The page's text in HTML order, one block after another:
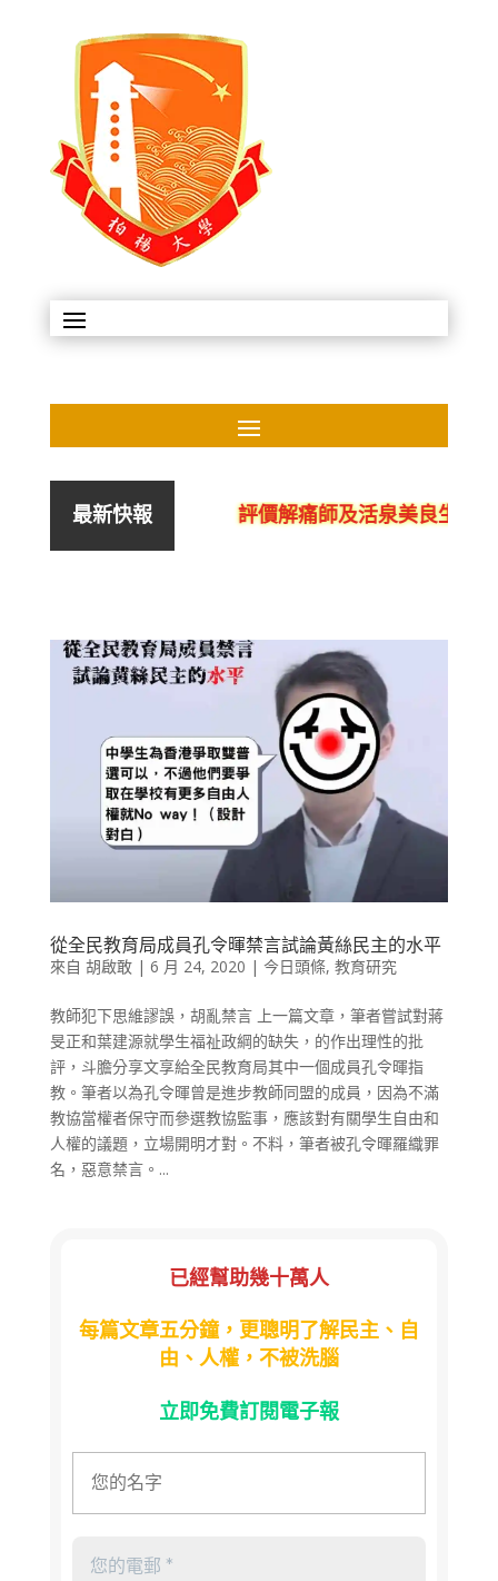
最新快報 評價解痛師及活泉美良生館
從全民教育局成員孔令暉禁言試論黃絲民主的水平
來自 胡啟敢| 6 月 24, 2020 | 今日頭條, 教育研究
教師犯下思維謬誤，胡亂禁言 上一篇文章，筆者嘗試對蔣
旻正和葉建源就學生福祉政綱的缺失，的作出理性的批
評，斗膽分享文享給全民教育局其中一個成員孔令暉指
教。筆者以為孔令暉曾是進步教師同盟的成員，因為不滿
教協當權者保守而參選教協監事，應該對有關學生自由和
人權的議題，立場開明才對。不料，筆者被孔令暉羅織罪
名，惡意禁言。...
已經幫助幾十萬人
每篇文章五分鐘，更聰明了解民主、自
由、人權，不被洗腦
立即免費訂閱電子報